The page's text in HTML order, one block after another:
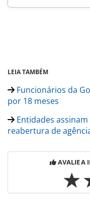
LEIA TAMBÉM
Funcionários da
por 18 meses
Entidades
reabertura de
AVALIE A